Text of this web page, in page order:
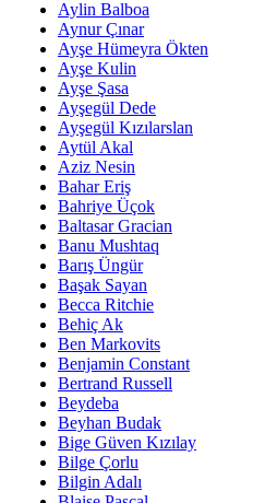
Aylin Balboa
Aynur Çınar
Ayşe Hümeyra Ökten
Ayşe Kulin
Ayşe Şasa
Ayşegül Dede
Ayşegül Kızılarslan
Aytül Akal
Aziz Nesin
Bahar Eriş
Bahriye Üçok
Baltasar Gracian
Banu Mushtaq
Barış Üngür
Başak Sayan
Becca Ritchie
Behiç Ak
Ben Markovits
Benjamin Constant
Bertrand Russell
Beydeba
Beyhan Budak
Bige Güven Kızılay
Bilge Çorlu
Bilgin Adalı